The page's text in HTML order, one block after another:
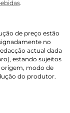
.
de preço estão
no
actual dada
estando sujeitos
origem, modo de
do produtor.